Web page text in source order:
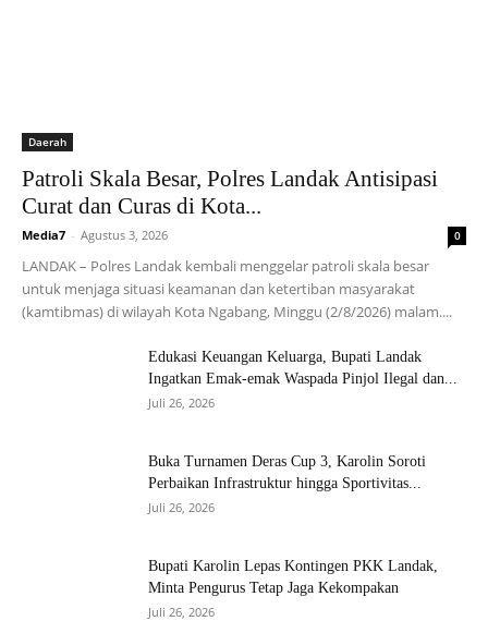
Daerah
Patroli Skala Besar, Polres Landak Antisipasi
Curat dan Curas di Kota...
Media7 - Agustus 3, 2026 0
LANDAK – Polres Landak kembali menggelar patroli skala besar
untuk menjaga situasi keamanan dan ketertiban masyarakat
(kamtibmas) di wilayah Kota Ngabang, Minggu (2/8/2026) malam....
Edukasi Keuangan Keluarga, Bupati Landak
Ingatkan Emak-emak Waspada Pinjol Ilegal dan...
Juli 26, 2026
Buka Turnamen Deras Cup 3, Karolin Soroti
Perbaikan Infrastruktur hingga Sportivitas...
Juli 26, 2026
Bupati Karolin Lepas Kontingen PKK Landak,
Minta Pengurus Tetap Jaga Kekompakan
Juli 26, 2026